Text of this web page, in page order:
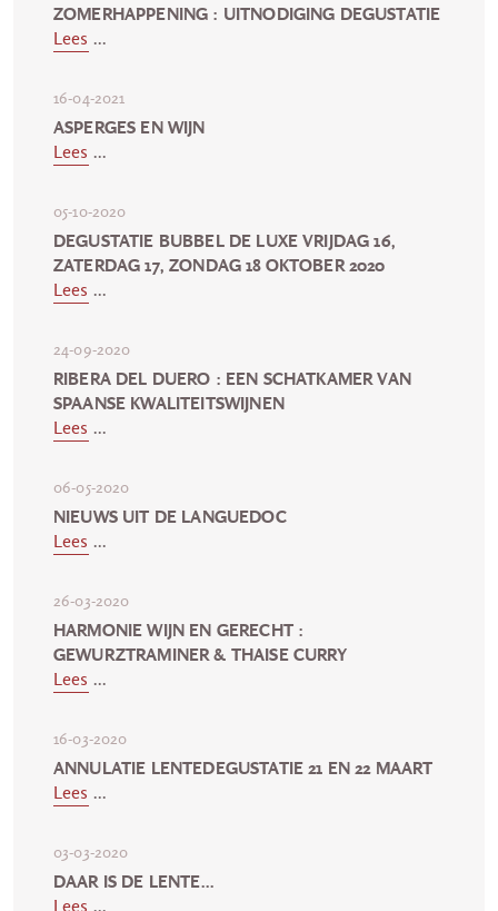
ZOMERHAPPENING : UITNODIGING DEGUSTATIE
Lees ...
16-04-2021
ASPERGES EN WIJN
Lees ...
05-10-2020
DEGUSTATIE BUBBEL DE LUXE VRIJDAG 16,
ZATERDAG 17, ZONDAG 18 OKTOBER 2020
Lees ...
24-09-2020
RIBERA DEL DUERO : EEN SCHATKAMER VAN
SPAANSE KWALITEITSWIJNEN
Lees ...
06-05-2020
NIEUWS UIT DE LANGUEDOC
Lees ...
26-03-2020
HARMONIE WIJN EN GERECHT :
GEWURZTRAMINER & THAISE CURRY
Lees ...
16-03-2020
ANNULATIE LENTEDEGUSTATIE 21 EN 22 MAART
Lees ...
03-03-2020
DAAR IS DE LENTE...
Lees ...